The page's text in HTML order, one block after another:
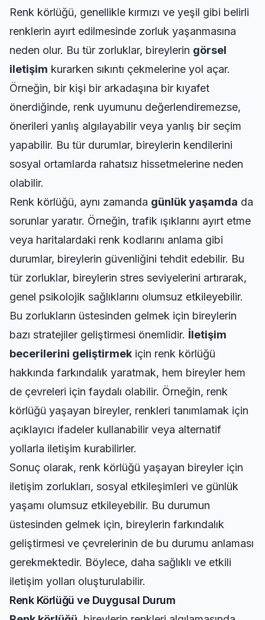
Renk körlüğü, genellikle kırmızı ve yeşil gibi belirli
renklerin ayırt edilmesinde zorluk yaşanmasına
neden olur. Bu tür zorluklar, bireylerin görsel
iletişim kurarken sıkıntı çekmelerine yol açar.
Örneğin, bir kişi bir arkadaşına bir kıyafet
önerdiğinde, renk uyumunu değerlendiremezse,
önerileri yanlış algılayabilir veya yanlış bir seçim
yapabilir. Bu tür durumlar, bireylerin kendilerini
sosyal ortamlarda rahatsız hissetmelerine neden
olabilir.
Renk körlüğü, aynı zamanda günlük yaşamda da
sorunlar yaratır. Örneğin, trafik ışıklarını ayırt etme
veya haritalardaki renk kodlarını anlama gibi
durumlar, bireylerin güvenliğini tehdit edebilir. Bu
tür zorluklar, bireylerin stres seviyelerini artırarak,
genel psikolojik sağlıklarını olumsuz etkileyebilir.
Bu zorlukların üstesinden gelmek için bireylerin
bazı stratejiler geliştirmesi önemlidir. İletişim
becerilerini geliştirmek için renk körlüğü
hakkında farkındalık yaratmak, hem bireyler hem
de çevreleri için faydalı olabilir. Örneğin, renk
körlüğü yaşayan bireyler, renkleri tanımlamak için
açıklayıcı ifadeler kullanabilir veya alternatif
yollarla iletişim kurabilirler.
Sonuç olarak, renk körlüğü yaşayan bireyler için
iletişim zorlukları, sosyal etkileşimleri ve günlük
yaşamı olumsuz etkileyebilir. Bu durumun
üstesinden gelmek için, bireylerin farkındalık
geliştirmesi ve çevrelerinin de bu durumu anlaması
gerekmektedir. Böylece, daha sağlıklı ve etkili
iletişim yolları oluşturulabilir.
Renk Körlüğü ve Duygusal Durum